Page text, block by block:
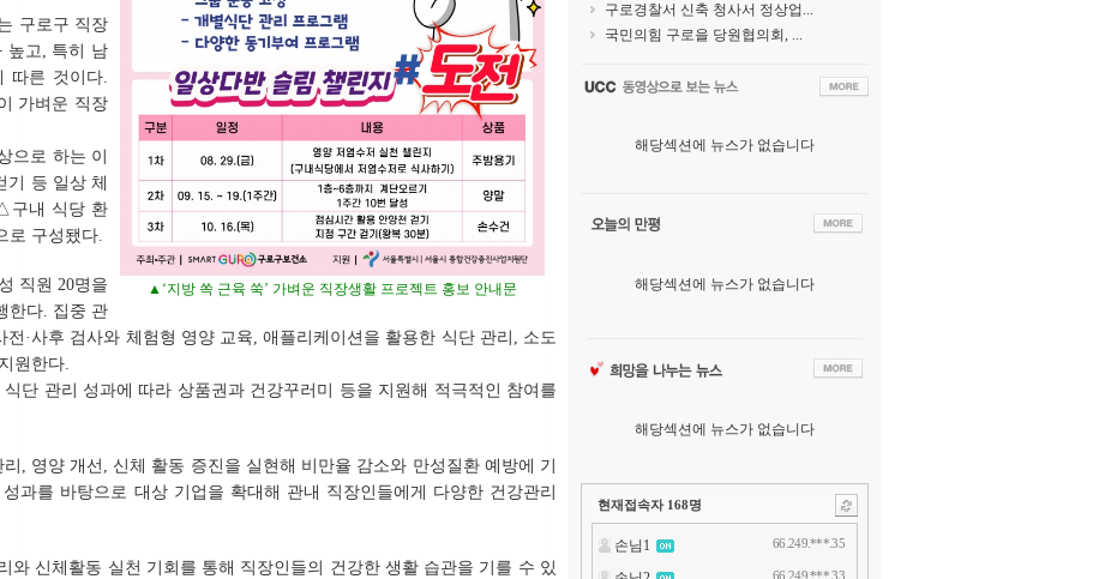
▲‘지방 쏙 근육 쑥’ 가벼운 직장생활 프로젝트 홍보 안내문
구로구 직장
높고, 특히 남
따른 것이다.
가벼운 직장
으로 하는 이
등 일상 체
구내 식당 환
로 구성됐다.
직원 20명을
한다. 집중 관
·사후 검사와 체험형 영양 교육, 애플리케이션을 활용한 식단 관리, 소도
원한다.
단 관리 성과에 따라 상품권과 건강꾸러미 등을 지원해 적극적인 참여를
, 영양 개선, 신체 활동 증진을 실현해 비만율 감소와 만성질환 예방에 기
과를 바탕으로 대상 기업을 확대해 관내 직장인들에게 다양한 건강관리
와 신체활동 실천 기회를 통해 직장인들의 건강한 생활 습관을 기를 수 있
구로경찰서 신축 청사서 정상업...
국민의힘 구로을 당원협의회, ...
해당섹션에 뉴스가 없습니다
해당섹션에 뉴스가 없습니다
해당섹션에 뉴스가 없습니다
현재접속자 168명